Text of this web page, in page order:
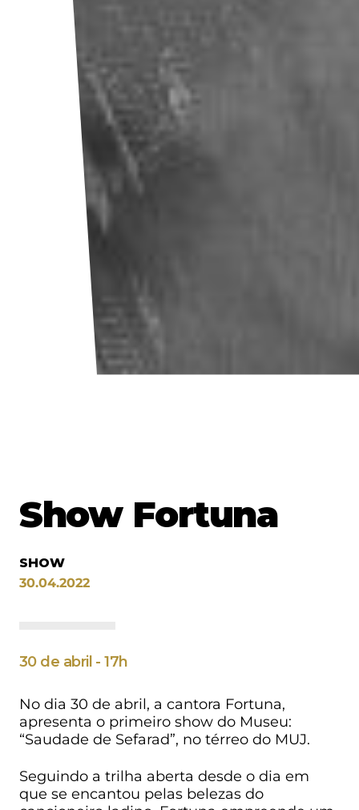
Show Fortuna
SHOW
30.04.2022
30 de abril - 17h
No dia 30 de abril, a cantora Fortuna,
apresenta o primeiro show do Museu:
“Saudade de Sefarad”, no térreo do MUJ.
Seguindo a trilha aberta desde o dia em
que se encantou pelas belezas do